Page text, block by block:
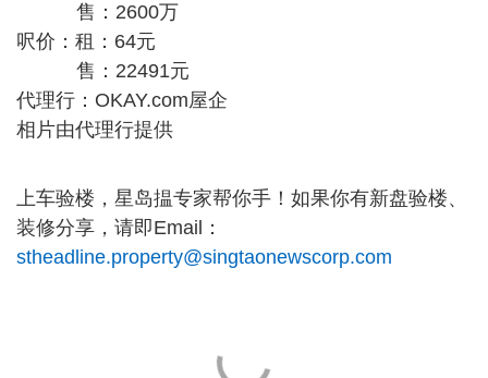
售：2600万
呎价：租：64元
售：22491元
代理行：OKAY.com屋企
相片由代理行提供
上车验楼，星岛揾专家帮你手！如果你有新盘验楼、
装修分享，请即Email：
stheadline.property@singtaonewscorp.com